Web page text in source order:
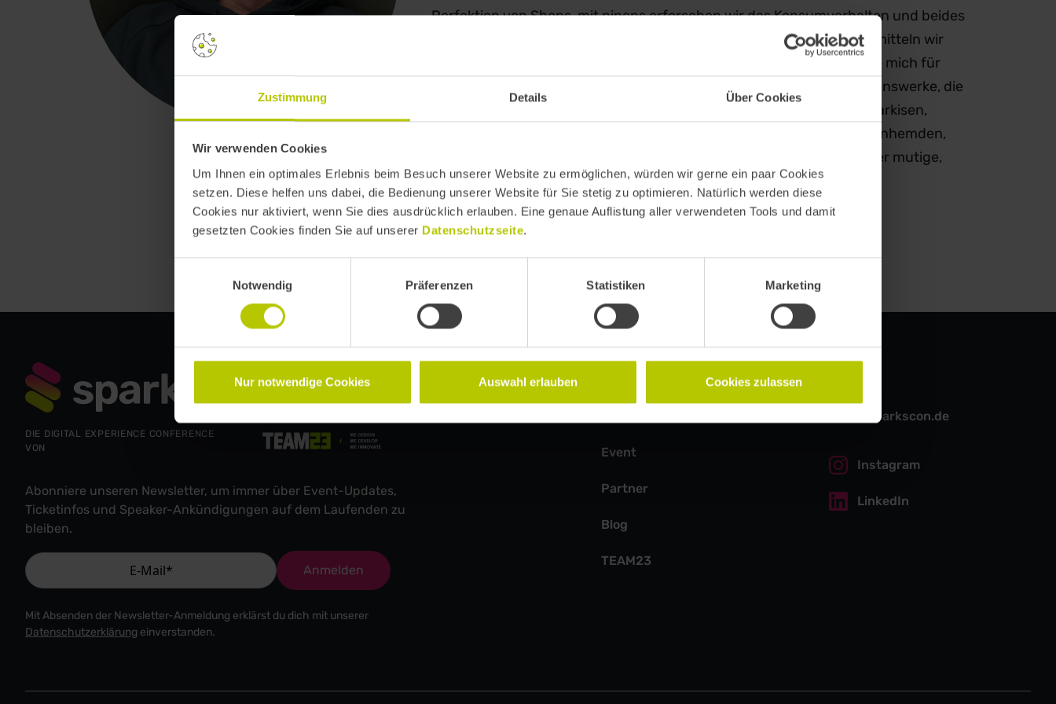
Zustimmung Details Über Cookies
Wir verwenden Cookies
Um Ihnen ein optimales Erlebnis beim Besuch unserer Website zu ermöglichen, würden wir gerne ein paar Cookies
setzen. Diese helfen uns dabei, die Bedienung unserer Website für Sie stetig zu optimieren. Natürlich werden diese
Cookies nur aktiviert, wenn Sie dies ausdrücklich erlauben. Eine genaue Auflistung aller verwendeten Tools und damit
gesetzten Cookies finden Sie auf unserer Datenschutzseite.
Notwendig
Präferenzen Statistiken Marketing
Nur notwendige Cookies Auswahl erlauben Cookies zulassen
Perfektion von Shops, mit pinops erforschen wir das Konsumverhalten und beides
führt zu meiner Leidenschaft für Customer Happiness. In der K5 vermitteln wir
unser Wissen und vernetzen die Macher der Branche. Ich interessiere mich für
Unternehmen und Unternehmer, liebe Tradition und respektiere Lebenswerke, die
wir nun digitalisieren. Mein Ziel: Meinen Kindern kann ich alles über Markisen,
Fahrräder, Wein, WC-Sitze und Parkettböden, Haushaltsgeräte, Herrenhemden,
Nüsse, Uhren, Matratzen, Strom und Gartenhäuser erzählen. Und über mutige,
vielseitige und verrückte Unternehmer.
DIE DIGITAL EXPERIENCE CONFERENCE
VON
Abonniere unseren Newsletter, um immer über Event-Updates,
Ticketinfos und Speaker-Ankündigungen auf dem Laufenden zu
bleiben.
Anmelden
Mit Absenden der Newsletter-Anmeldung erklärst du dich mit unserer
Datenschutzerklärung einverstanden.
Event
Partner
Blog
TEAM23
hello@sparkscon.de
Instagram
LinkedIn